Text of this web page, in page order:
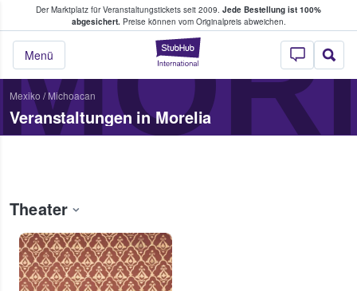
Der Marktplatz für Veranstaltungstickets seit 2009. Jede Bestellung ist 100%
abgesichert.Preise können vom Originalpreis abweichen.
StubHub - Wo
Menü
Tickets kaufen & verkaufen
Mexiko /Michoacan
Veranstaltungen in Morelia
Theater